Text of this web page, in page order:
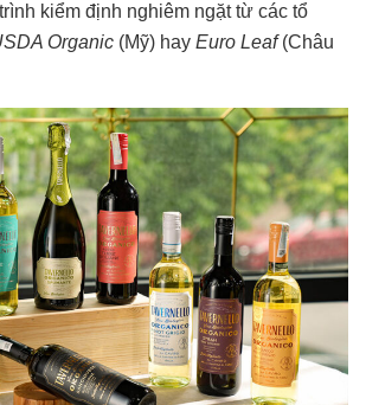
kiểm định nghiêm ngặt từ các tổ
Organic (Mỹ) hay Euro Leaf(Châu